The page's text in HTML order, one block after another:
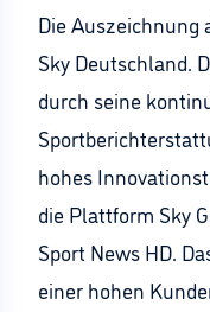
Die Auszeichnung
Sky Deutschland.
durch seine
hohes
die Plattform Sky
Sport News HD.
einer hohen